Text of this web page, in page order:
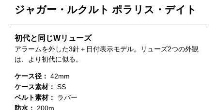
ジャガー・ルクルト ポラリス・デイト
初代と同じWリューズ
アラームを外した3針＋日付表示モデル。リューズ2つの外観
は、より初代に似る。
ケース径： 42mm
ケース素材： SS
ベルト素材： ラバー
防水： 200m